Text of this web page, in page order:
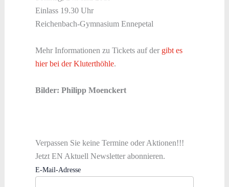
Einlass 19.30 Uhr
Reichenbach-Gymnasium Ennepetal
Mehr Informationen zu Tickets auf der gibt es
hier bei der Kluterthöhle.
Bilder: Philipp Moenckert
Verpassen Sie keine Termine oder Aktionen!!!
Jetzt EN Aktuell Newsletter abonnieren.
E-Mail-Adresse